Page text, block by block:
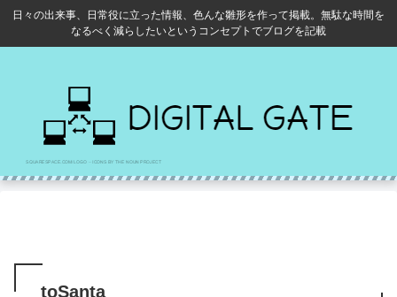
日々の出来事、日常役に立った情報、色んな雛形を作って掲載。無駄な時間を
なるべく減らしたいというコンセプトでブログを記載
toSanta